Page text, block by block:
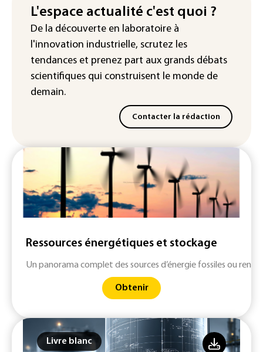
Arabie saoudite, Turquie et Pakistan
vont signer vendredi un accord de
défense (source proche de l'armée)
L'espace actualité c'est quoi ?
De la découverte en laboratoire à
l'innovation industrielle, scrutez les
tendances et prenez part aux grands débats
scientifiques qui construisent le monde de
demain.
Contacter la rédaction
Ressources énergétiques et stockage
Un panorama complet des sources d’énergie fossiles ou
Obtenir
Livre blanc